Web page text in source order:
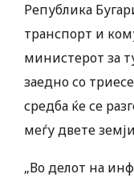
Република
транспорт и
министерот за
заедно со
средба ќе се
меѓу двете
„Во делот на